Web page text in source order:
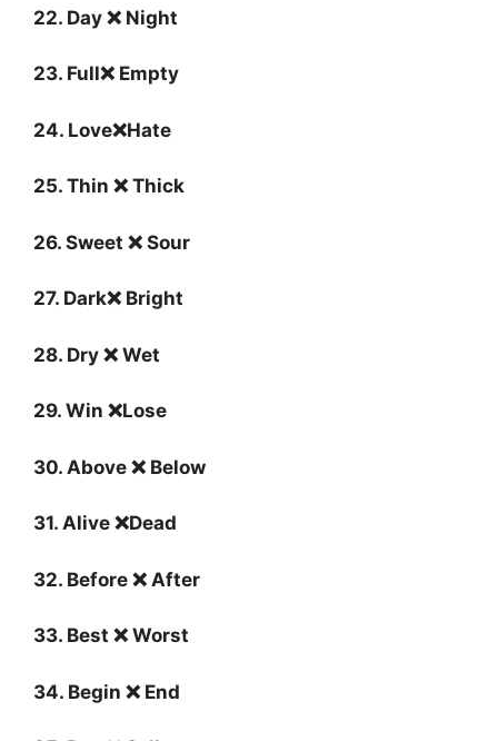
22. Day ❌ Night
23. Full❌ Empty
24. Love❌Hate
25. Thin ❌ Thick
26. Sweet ❌ Sour
27. Dark❌ Bright
28. Dry ❌ Wet
29. Win ❌Lose
30. Above ❌ Below
31. Alive ❌Dead
32. Before ❌ After
33. Best ❌ Worst
34. Begin ❌ End